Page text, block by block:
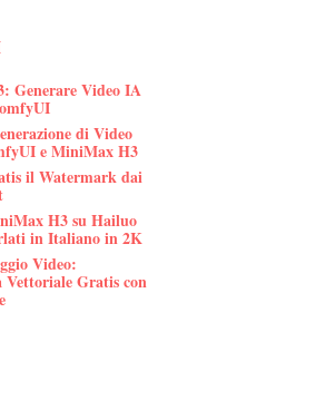
Generare Video IA
di Video
e MiniMax H3
il Watermark dai
H3 su Hailuo
in Italiano in 2K
Video:
Gratis con